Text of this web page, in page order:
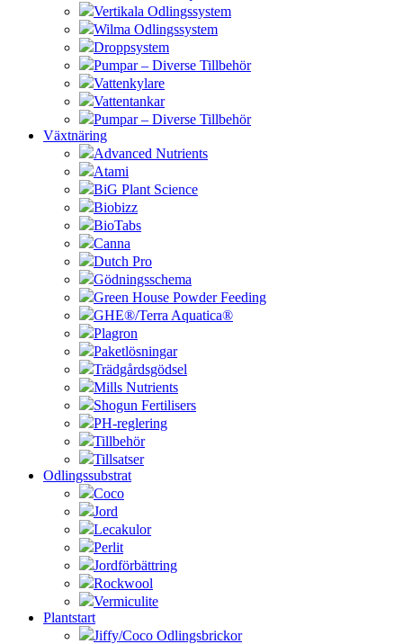
Vertikala Odlingssystem
Wilma Odlingssystem
Droppsystem
Pumpar – Diverse Tillbehör
Vattenkylare
Vattentankar
Pumpar – Diverse Tillbehör
Växtnäring
Advanced Nutrients
Atami
BiG Plant Science
Biobizz
BioTabs
Canna
Dutch Pro
Gödningsschema
Green House Powder Feeding
GHE®/Terra Aquatica®
Plagron
Paketlösningar
Trädgårdsgödsel
Mills Nutrients
Shogun Fertilisers
PH-reglering
Tillbehör
Tillsatser
Odlingssubstrat
Coco
Jord
Lecakulor
Perlit
Jordförbättring
Rockwool
Vermiculite
Plantstart
Jiffy/Coco Odlingsbrickor